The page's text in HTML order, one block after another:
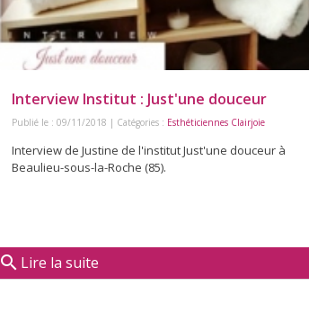
Interview Institut : Just'une douceur
Publié le : 09/11/2018 | Catégories : Esthéticiennes Clairjoie
Interview de Justine de l'institut Just'une douceur à
Beaulieu-sous-la-Roche (85).
search Lire la suite